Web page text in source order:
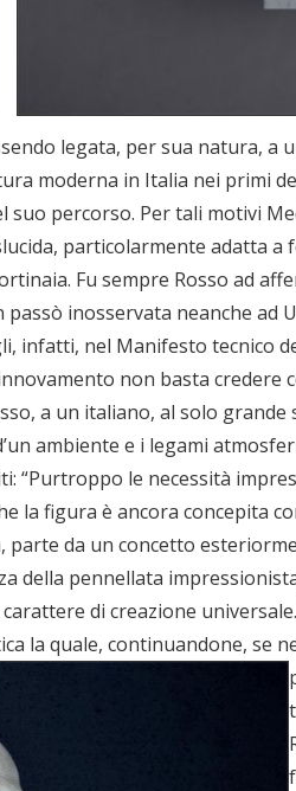
legata, per sua natura, a
moderna in Italia nei primi
percorso. Per tali motivi
particolarmente adatta
Fu sempre Rosso ad
inosservata neanche
infatti, nel Manifesto tecnico
non basta
a un italiano, al solo
ambiente e i legami
“Purtroppo le necessità
la figura è ancora concepita
da un concetto
della pennellata
di creazione
la quale, continuandone, se